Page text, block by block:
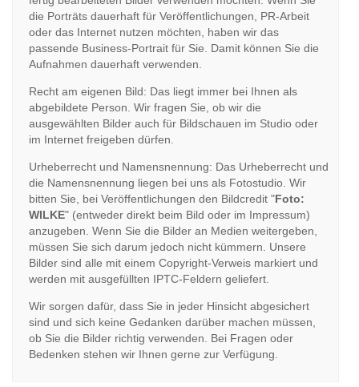
die Porträts dauerhaft für Veröffentlichungen, PR-Arbeit
oder das Internet nutzen möchten, haben wir das
passende Business-Portrait für Sie. Damit können Sie die
Aufnahmen dauerhaft verwenden.
Recht am eigenen Bild: Das liegt immer bei Ihnen als
abgebildete Person. Wir fragen Sie, ob wir die
ausgewählten Bilder auch für Bildschauen im Studio oder
im Internet freigeben dürfen.
Urheberrecht und Namensnennung: Das Urheberrecht und
die Namensnennung liegen bei uns als Fotostudio. Wir
bitten Sie, bei Veröffentlichungen den Bildcredit "Foto:
WILKE" (entweder direkt beim Bild oder im Impressum)
anzugeben. Wenn Sie die Bilder an Medien weitergeben,
müssen Sie sich darum jedoch nicht kümmern. Unsere
Bilder sind alle mit einem Copyright-Verweis markiert und
werden mit ausgefüllten IPTC-Feldern geliefert.
Wir sorgen dafür, dass Sie in jeder Hinsicht abgesichert
sind und sich keine Gedanken darüber machen müssen,
ob Sie die Bilder richtig verwenden. Bei Fragen oder
Bedenken stehen wir Ihnen gerne zur Verfügung.